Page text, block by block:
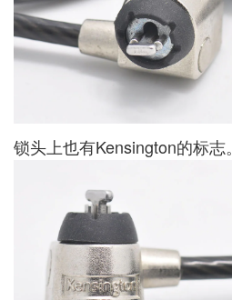
锁头上也有Kensington的标志。